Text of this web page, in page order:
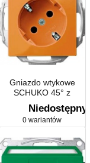
Gniazdo wtykowe
SCHUKO 45° z
przesłoną system M
Niedostępny
0 wariantów